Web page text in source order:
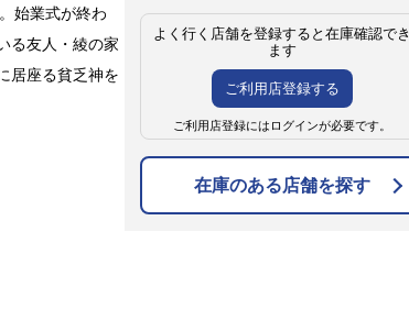
始業式が終わ
る友人・綾の家
居座る貧乏神を
よく行く店舗を登録すると在庫確認でき
ます
ご利用店登録する
ご利用店登録にはログインが必要です。
在庫のある店舗を探す